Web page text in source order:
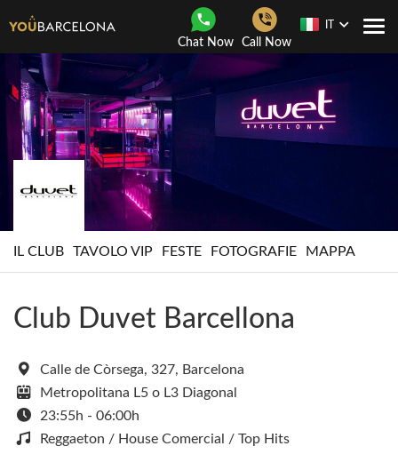
Chat Now Call Now
IL CLUB TAVOLO VIP FESTE FOTOGRAFIE MAPPA
Club Duvet Barcellona
Calle de Còrsega, 327, Barcelona
Metropolitana L5 o L3 Diagonal
23:55h - 06:00h
Reggaeton / House Comercial / Top Hits